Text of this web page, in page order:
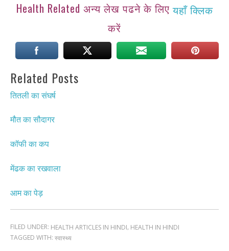
Health Related अन्य लेख पढने के लिएयहाँ क्लिक
करें
Related Posts
तितली का संघर्ष
मौत का सौदागर
कॉफी का कप
मेंढक का रखवाला
आम का पेड़
FILED UNDER: HEALTH ARTICLES IN HINDI, HEALTH IN HINDI
TAGGED WITH: स्वास्थ्य